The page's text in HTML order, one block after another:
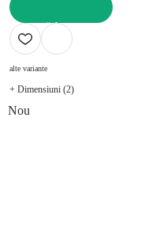
ADAUGĂ ÎN COȘ
alte variante
+ Dimensiuni (2)
Nou